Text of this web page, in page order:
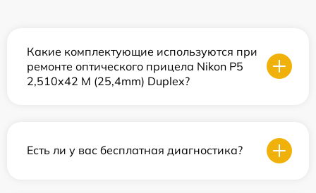
Какие комплектующие используются при
ремонте оптического прицела Nikon P5
2,510x42 M (25,4mm) Duplex?
Есть ли у вас бесплатная диагностика?